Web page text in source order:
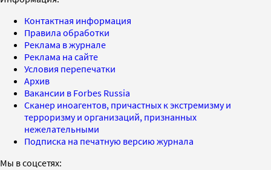
Контактная информация
Правила обработки
Реклама в журнале
Реклама на сайте
Условия перепечатки
Архив
Вакансии в Forbes Russia
Сканер иноагентов, причастных к экстремизму и
терроризму и организаций, признанных
нежелательными
Подписка на печатную версию журнала
Мы в соцсетях: